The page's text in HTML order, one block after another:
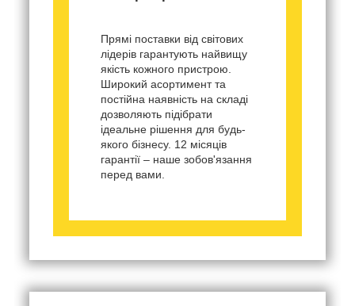
Прямі поставки від світових
лідерів гарантують найвищу
якість кожного пристрою.
Широкий асортимент та
постійна наявність на складі
дозволяють підібрати
ідеальне рішення для будь-
якого бізнесу. 12 місяців
гарантії – наше зобов'язання
перед вами.